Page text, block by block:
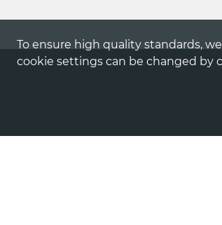
To ensure high quality standards,
cookie settings can be changed by